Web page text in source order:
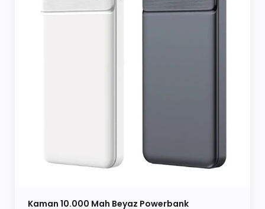
Kaman 10.000 Mah Beyaz Powerbank